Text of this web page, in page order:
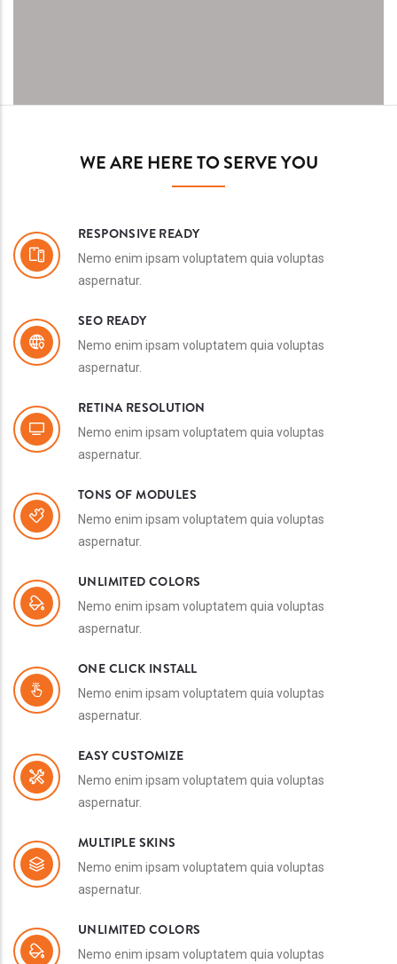
WE ARE HERE TO SERVE YOU
RESPONSIVE READY
Nemo enim ipsam voluptatem quia voluptas
aspernatur.
SEO READY
Nemo enim ipsam voluptatem quia voluptas
aspernatur.
RETINA RESOLUTION
Nemo enim ipsam voluptatem quia voluptas
aspernatur.
TONS OF MODULES
Nemo enim ipsam voluptatem quia voluptas
aspernatur.
UNLIMITED COLORS
Nemo enim ipsam voluptatem quia voluptas
aspernatur.
ONE CLICK INSTALL
Nemo enim ipsam voluptatem quia voluptas
aspernatur.
EASY CUSTOMIZE
Nemo enim ipsam voluptatem quia voluptas
aspernatur.
MULTIPLE SKINS
Nemo enim ipsam voluptatem quia voluptas
aspernatur.
UNLIMITED COLORS
Nemo enim ipsam voluptatem quia voluptas